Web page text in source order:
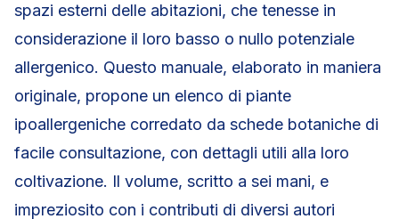
spazi esterni delle abitazioni, che tenesse in
considerazione il loro basso o nullo potenziale
allergenico. Questo manuale, elaborato in maniera
originale, propone un elenco di piante
ipoallergeniche corredato da schede botaniche di
facile consultazione, con dettagli utili alla loro
coltivazione. Il volume, scritto a sei mani, e
impreziosito con i contributi di diversi autori